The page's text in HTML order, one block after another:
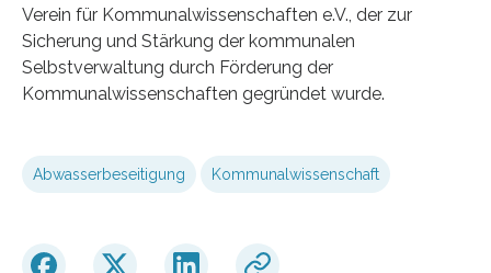
Verein für Kommunalwissenschaften e.V., der zur
Sicherung und Stärkung der kommunalen
Selbstverwaltung durch Förderung der
Kommunalwissenschaften gegründet wurde.
Abwasserbeseitigung Kommunalwissenschaft